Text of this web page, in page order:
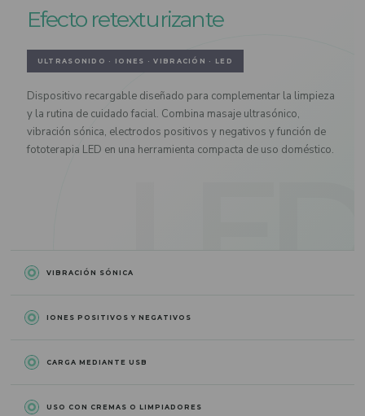
Efecto retexturizante
ULTRASONIDO · IONES · VIBRACIÓN · LED
Dispositivo recargable diseñado para complementar la limpieza
y la rutina de cuidado facial. Combina masaje ultrasónico,
vibración sónica, electrodos positivos y negativos y función de
fototerapia LED en una herramienta compacta de uso doméstico.
VIBRACIÓN SÓNICA
IONES POSITIVOS Y NEGATIVOS
CARGA MEDIANTE USB
USO CON CREMAS O LIMPIADORES